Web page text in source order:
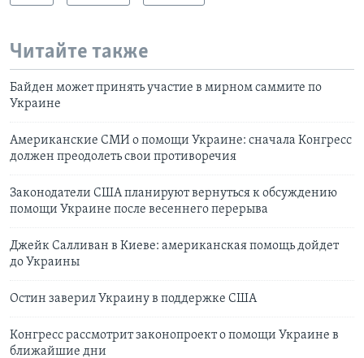
Читайте также
Байден может принять участие в мирном саммите по
Украине
Американские СМИ о помощи Украине: сначала Конгресс
должен преодолеть свои противоречия
Законодатели США планируют вернуться к обсуждению
помощи Украине после весеннего перерыва
Джейк Салливан в Киеве: американская помощь дойдет
до Украины
Остин заверил Украину в поддержке США
Конгресс рассмотрит законопроект о помощи Украине в
ближайшие дни